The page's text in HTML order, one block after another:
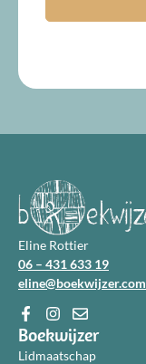
Eline Rottier
06 – 431 633 19
eline@boekwijzer.com
Boekwijzer
Lidmaatschap